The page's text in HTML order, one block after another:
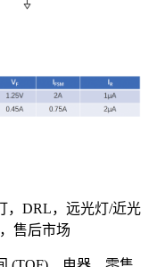
DRL，远光灯/近光
售后市场